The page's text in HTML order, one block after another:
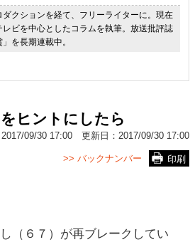
クションを経て、フリーライターに。現在
ビを中心としたコラムを執筆。放送批評誌
を長期連載中。
ヒントにしたら
2017/09/30 17:00 更新日： 2017/09/30 17:00
印刷
>> バックナンバー
（６７）が再ブレークしてい